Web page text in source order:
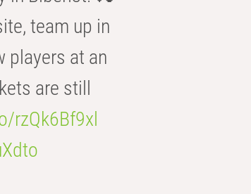
team up in
players at an
are still
rzQk6Bf9xl